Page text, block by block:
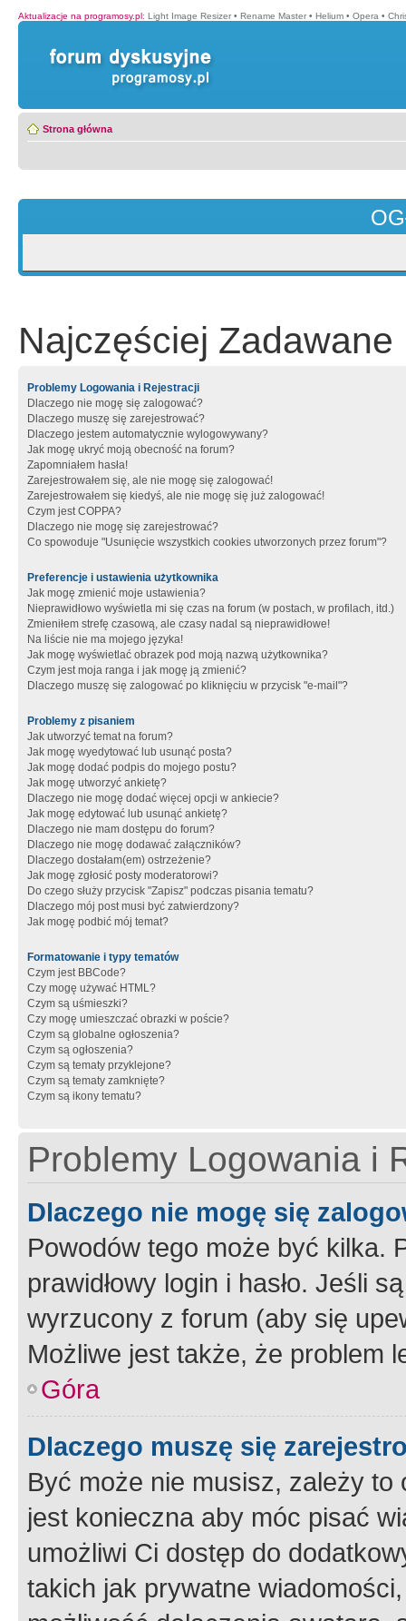
Aktualizacje na programosy.pl: Light Image Resizer • Rename Master • Helium • Opera •
Strona główna
Najczęściej Zadawane
Problemy Logowania i Rejestracji
Dlaczego nie mogę się zalogować?
Dlaczego muszę się zarejestrować?
Dlaczego jestem automatycznie wylogowywany?
Jak mogę ukryć moją obecność na forum?
Zapomniałem hasła!
Zarejestrowałem się, ale nie mogę się zalogować!
Zarejestrowałem się kiedyś, ale nie mogę się już zalogować!
Czym jest COPPA?
Dlaczego nie mogę się zarejestrować?
Co spowoduje "Usunięcie wszystkich cookies utworzonych przez forum"?
Preferencje i ustawienia użytkownika
Jak mogę zmienić moje ustawienia?
Nieprawidłowo wyświetla mi się czas na forum (w postach, w profilach, itd.)
Zmieniłem strefę czasową, ale czasy nadal są nieprawidłowe!
Na liście nie ma mojego języka!
Jak mogę wyświetlać obrazek pod moją nazwą użytkownika?
Czym jest moja ranga i jak mogę ją zmienić?
Dlaczego muszę się zalogować po kliknięciu w przycisk "e-mail"?
Problemy z pisaniem
Jak utworzyć temat na forum?
Jak mogę wyedytować lub usunąć posta?
Jak mogę dodać podpis do mojego postu?
Jak mogę utworzyć ankietę?
Dlaczego nie mogę dodać więcej opcji w ankiecie?
Jak mogę edytować lub usunąć ankietę?
Dlaczego nie mam dostępu do forum?
Dlaczego nie mogę dodawać załączników?
Dlaczego dostałam(em) ostrzeżenie?
Jak mogę zgłosić posty moderatorowi?
Do czego służy przycisk "Zapisz" podczas pisania tematu?
Dlaczego mój post musi być zatwierdzony?
Jak mogę podbić mój temat?
Formatowanie i typy tematów
Czym jest BBCode?
Czy mogę używać HTML?
Czym są uśmieszki?
Czy mogę umieszczać obrazki w poście?
Czym są globalne ogłoszenia?
Czym są ogłoszenia?
Czym są tematy przyklejone?
Czym są tematy zamknięte?
Czym są ikony tematu?
Problemy Logowania i
Dlaczego nie mogę się
Powodów tego może być kilka.
prawidłowy login i hasło. Jeśli
wyrzucony z forum (aby się
Możliwe jest także, że problem
Góra
Dlaczego muszę się
Być może nie musisz, zależy
jest konieczna aby móc pisać
umożliwi Ci dostęp do
takich jak prywatne